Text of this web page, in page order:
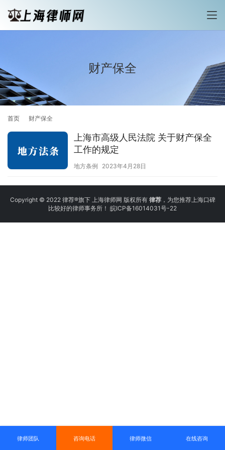
财产保全
首页 财产保全
上海市高级人民法院 关于财产保全
工作的规定
地方条例 2023年4月28日
Copyright © 2022 律荐®旗下 上海律师网 版权所有 律荐，为您推荐上海口碑
比较好的律师事务所！ 皖ICP备16014031号-22
律师团队 咨询电话 律师微信 在线咨询